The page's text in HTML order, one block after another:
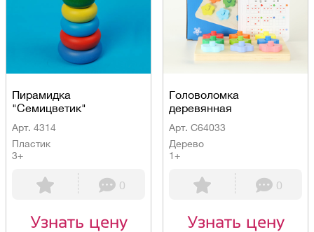
Пирамидка
"Семицветик"
Арт. 4314
Пластик
3+
0
Узнать цену
Головоломка
деревянная
Арт. C64033
Дерево
1+
0
Узнать цену